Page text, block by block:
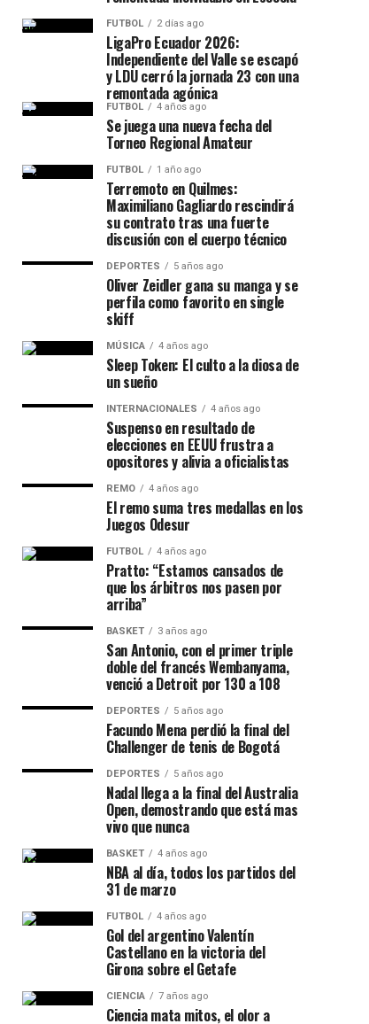
FUTBOL 2 días ago
LigaPro Ecuador 2026:
Independiente del Valle se escapó
y LDU cerró la jornada 23 con una
remontada agónica
FUTBOL 4 años ago
Se juega una nueva fecha del
Torneo Regional Amateur
FUTBOL 1 año ago
Terremoto en Quilmes:
Maximiliano Gagliardo rescindirá
su contrato tras una fuerte
discusión con el cuerpo técnico
DEPORTES 5 años ago
Oliver Zeidler gana su manga y se
perfila como favorito en single
skiff
MÚSICA 4 años ago
Sleep Token: El culto a la diosa de
un sueño
INTERNACIONALES 4 años ago
Suspenso en resultado de
elecciones en EEUU frustra a
opositores y alivia a oficialistas
REMO 4 años ago
El remo suma tres medallas en los
Juegos Odesur
FUTBOL 4 años ago
Pratto: “Estamos cansados de
que los árbitros nos pasen por
arriba”
BASKET 3 años ago
San Antonio, con el primer triple
doble del francés Wembanyama,
venció a Detroit por 130 a 108
DEPORTES 5 años ago
Facundo Mena perdió la final del
Challenger de tenis de Bogotá
DEPORTES 5 años ago
Nadal llega a la final del Australia
Open, demostrando que está mas
vivo que nunca
BASKET 4 años ago
NBA al día, todos los partidos del
31 de marzo
FUTBOL 4 años ago
Gol del argentino Valentín
Castellano en la victoria del
Girona sobre el Getafe
CIENCIA 7 años ago
Ciencia mata mitos, el olor a